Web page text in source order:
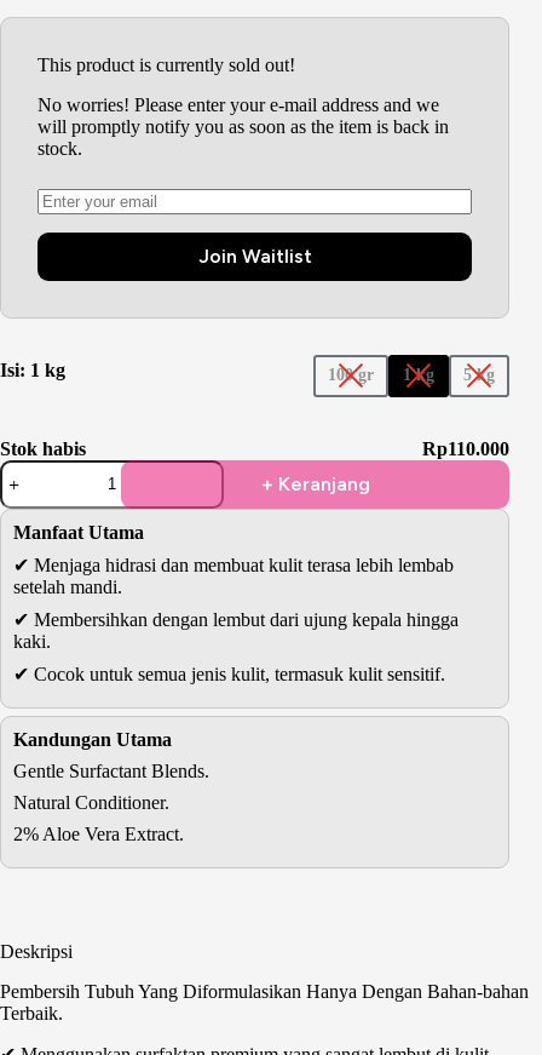
This product is currently sold out!
No worries! Please enter your e-mail address and we
will promptly notify you as soon as the item is back in
stock.
Join Waitlist
Isi: 1 kg 100 gr 1 kg 5 kg
Rp110.000
Stok habis
Kuantitas
Premium
Body
Wash
+ Keranjang
Manfaat Utama
✔ Menjaga hidrasi dan membuat kulit terasa lebih lembab
setelah mandi.
✔ Membersihkan dengan lembut dari ujung kepala hingga
kaki.
✔ Cocok untuk semua jenis kulit, termasuk kulit sensitif.
Kandungan Utama
Gentle Surfactant Blends.
Natural Conditioner.
2% Aloe Vera Extract.
Deskripsi
Pembersih Tubuh Yang Diformulasikan Hanya Dengan Bahan-bahan
Terbaik.